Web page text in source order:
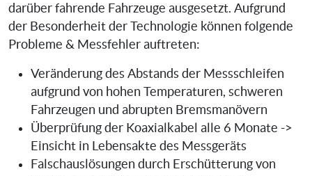
darüber fahrende Fahrzeuge ausgesetzt. Aufgrund
der Besonderheit der Technologie können folgende
Probleme & Messfehler auftreten:
Veränderung des Abstands der Messschleifen
aufgrund von hohen Temperaturen, schweren
Fahrzeugen und abrupten Bremsmanövern
Überprüfung der Koaxialkabel alle 6 Monate ->
Einsicht in Lebensakte des Messgeräts
Falschauslösungen durch Erschütterung von